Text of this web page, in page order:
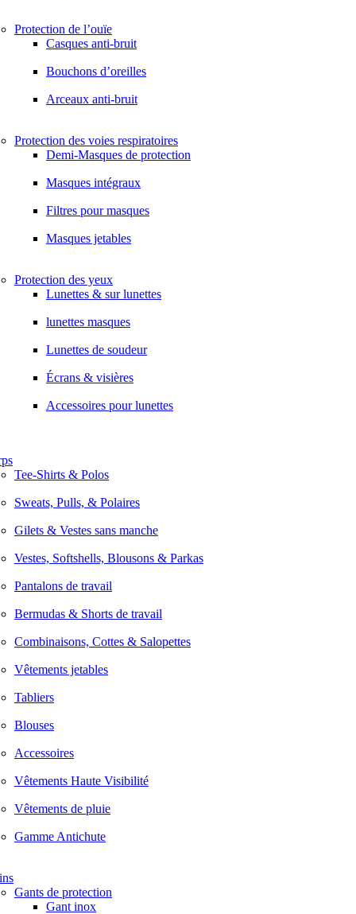
Protection de l’ouïe
Casques anti-bruit
Bouchons d’oreilles
Arceaux anti-bruit
Protection des voies respiratoires
Demi-Masques de protection
Masques intégraux
Filtres pour masques
Masques jetables
Protection des yeux
Lunettes & sur lunettes
lunettes masques
Lunettes de soudeur
Écrans & visières
Accessoires pour lunettes
Tee-Shirts & Polos
Sweats, Pulls, & Polaires
Gilets & Vestes sans manche
Vestes, Softshells, Blousons & Parkas
Pantalons de travail
Bermudas & Shorts de travail
Combinaisons, Cottes & Salopettes
Vêtements jetables
Tabliers
Blouses
Accessoires
Vêtements Haute Visibilité
Vêtements de pluie
Gamme Antichute
Gants de protection
Gant inox